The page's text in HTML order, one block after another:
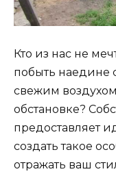
Кто из нас не
побыть наедине
свежим
обстановке?
предоставляет
создать такое
отражать ваш